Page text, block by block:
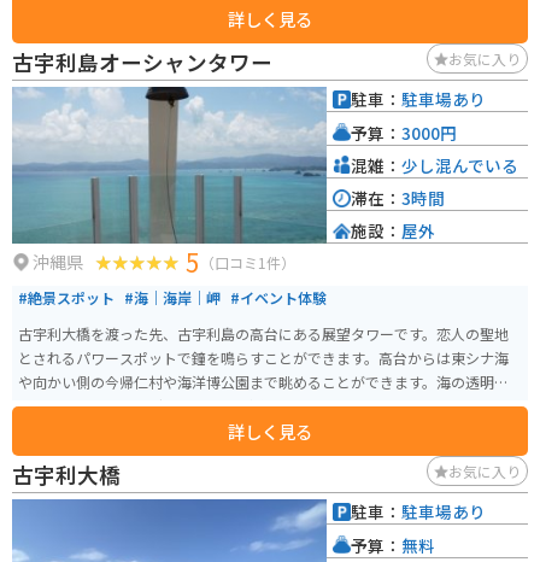
詳しく見る
古宇利島オーシャンタワー お気に入り
沖縄県 5 （口コミ1件）
#絶景スポット #海｜海岸｜岬 #イベント体験
古宇利大橋を渡った先、古宇利島の高台にある展望タワーです。恋人の聖地
とされるパワースポットで鐘を鳴らすことができます。高台からは東シナ海
や向かい側の今帰仁村や海洋博公園まで眺めることができます。海の透明度
も高く、エメラルドグリーンで透き通っています。
詳しく見る
駐車： 駐車場あり
予算： 3000円
混雑： 少し混んでいる
滞在： 3時間
施設： 屋外
古宇利大橋 お気に入り
駐車： 駐車場あり
予算： 無料